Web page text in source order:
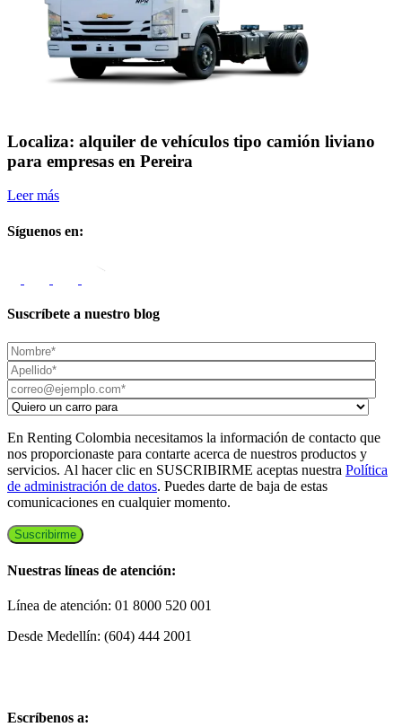
Localiza: alquiler de vehículos tipo camión liviano
para empresas en Pereira
Leer más
Síguenos en:
Suscríbete a nuestro blog
En Renting Colombia necesitamos la información de contacto que
nos proporcionaste para contarte acerca de nuestros productos y
servicios. Al hacer clic en SUSCRIBIRME aceptas nuestra Política
de administración de datos. Puedes darte de baja de estas
comunicaciones en cualquier momento.
Nuestras líneas de atención:
Línea de atención: 01 8000 520 001
Desde Medellín: (604) 444 2001
Escríbenos a: